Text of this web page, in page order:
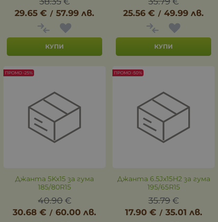
29.65 € / 57.99 лв.
КУПИ
25.56 € / 49.99 лв.
КУПИ
Джанта 5Kx15 за гума
185/80R15
40.90 €
30.68 € / 60.00 лв.
ПРОМО -25%
Джанта 6.5Jx15H2 за гума
195/65R15
35.79 €
17.90 € / 35.01 лв.
ПРОМО -50%